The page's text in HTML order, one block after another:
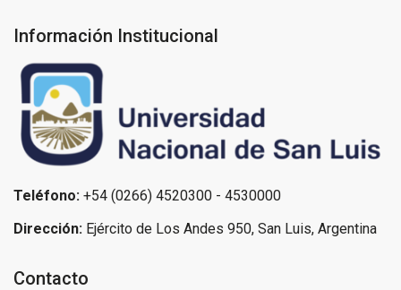
Información Institucional
Teléfono: +54 (0266) 4520300 - 4530000
Dirección: Ejército de Los Andes 950, San Luis, Argentina
Contacto